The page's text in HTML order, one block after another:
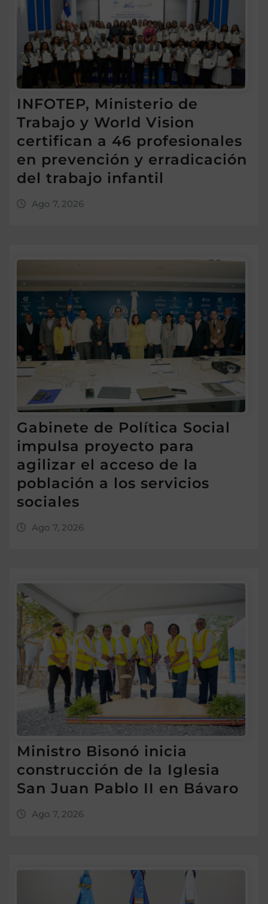
INFOTEP, Ministerio de
Trabajo y World Vision
certifican a 46 profesionales
en prevención y erradicación
del trabajo infantil
Ago 7, 2026
Gabinete de Política Social
impulsa proyecto para
agilizar el acceso de la
población a los servicios
sociales
Ago 7, 2026
Ministro Bisonó inicia
construcción de la Iglesia
San Juan Pablo II en Bávaro
Ago 7, 2026